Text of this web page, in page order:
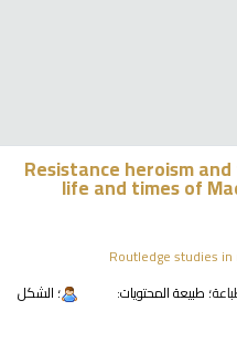
Resistance heroism
life and times of
Routledge studies
؛ طبيعة المحتويات: ؛ الشكل